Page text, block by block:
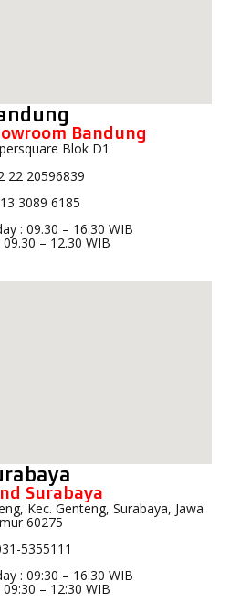
Bandung
Blok D1
22 20596839
3089 6185
: 09.30 – 16.30 WIB
– 12.30 WIB
Surabaya
Kec. Genteng, Surabaya, Jawa
60275
5355111
: 09:30 – 16:30 WIB
– 12:30 WIB